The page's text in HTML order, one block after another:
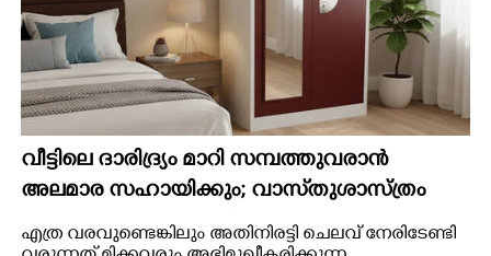
ZOOM
വീട്ടിലെ ദാരിദ്ര്യം മാറി സമ്പത്തുവരാൻ
അലമാര സഹായിക്കും; വാസ്‌തുശാസ്ത്രം
പറയുന്നത് അനുസരിക്കാം
എത്ര വരവുണ്ടെങ്കിലും അതിനിരട്ടി ചെലവ് നേരിടേണ്ടി